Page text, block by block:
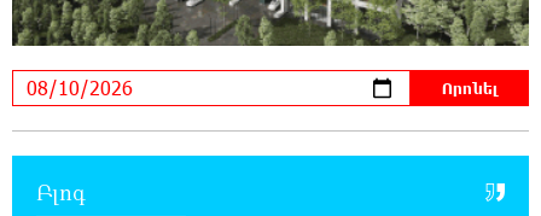
Անձրև, ամպրոպ, քամու ուժգնացում. ինչ
եղանակ է սպասվում առաջիկա օրերին
Քիշնևը և Կիևն աննախադեպ առաջընթաց
են գրանցել եվրաինտեգրման գործում.
Բլոգ